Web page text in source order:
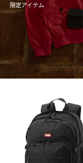
限定アイテム